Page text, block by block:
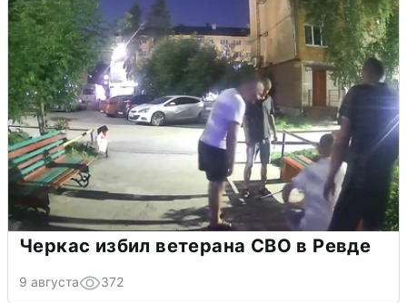
Черкас избил ветерана СВО в Ревде
9 августа 372